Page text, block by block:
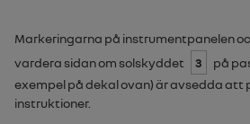
Markeringarna på instrumentpanelen
vardera sidan om solskyddet
3
på
exempel på dekal ovan) är avsedda att
instruktioner.